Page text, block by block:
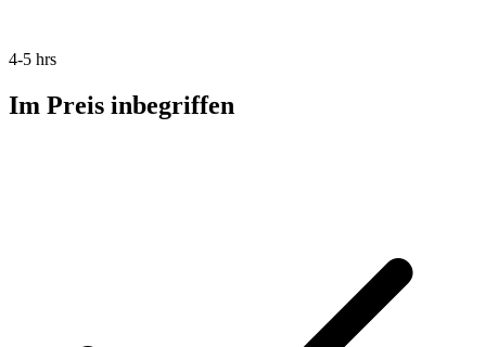
4-5 hrs
Im Preis inbegriffen